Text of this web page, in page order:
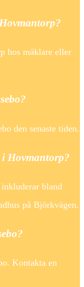
hos mäklare eller
den senaste tiden.
i Hovmantorp?
bland
på Björkvägen.
Kontakta en